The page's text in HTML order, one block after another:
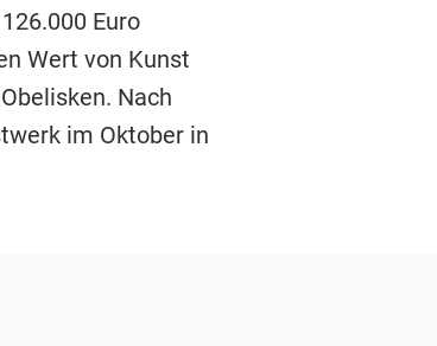
Euro
Wert von Kunst
Nach
im Oktober in